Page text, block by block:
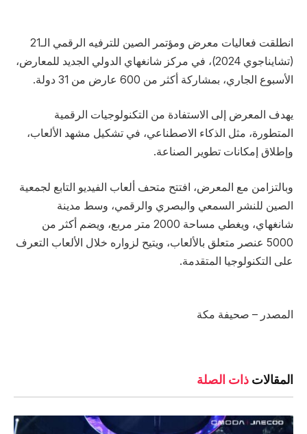
انطلقت فعاليات معرض ومؤتمر الصين للترفيه الرقمي الـ21
(تشايناجوي 2024)، في مركز شانغهاي الدولي الجديد للمعارض،
الأسبوع الجاري، بمشاركة أكثر من 600 عارض من 31 دولة.
يهدف المعرض إلى الاستفادة من التكنولوجيات الرقمية
المتطورة، مثل الذكاء الاصطناعي، في تشكيل مشهد الألعاب،
وإطلاق إمكانات تطوير الصناعة.
وبالتزامن مع المعرض، افتتح متحف ألعاب الفيديو التابع لجمعية
الصين للنشر السمعي والبصري والرقمي، وسط مدينة
شانغهاي، ويغطي مساحة 2000 متر مربع، ويضم أكثر من
5000 عنصر متعلق بالألعاب، ويتيح لزواره خلال الألعاب التعرف
على التكنولوجيا المتقدمة.
المصدر – صحيفة مكة
المقالات ذات الصلة